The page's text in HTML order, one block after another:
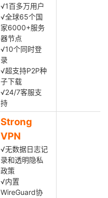
√1百多万用户
√全球65个国
家6000+服务
器节点
√10个同时登
录
√超支持P2P种
子下载
√24/7客服支
持
Strong
VPN
√无数据日志记
录和透明隐私
政策
√内置
WireGuard协